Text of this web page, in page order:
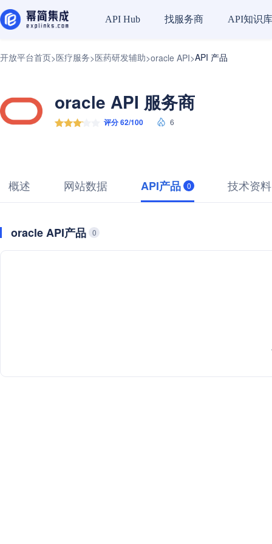
API Hub 找服务商 API知识库
开放平台首页>医疗服务>医药研发辅助>oracle API>API 产品
oracle API 服务商
评分 62/100 6
概述 网站数据 API产品 0 技术资料
oracle API产品 0